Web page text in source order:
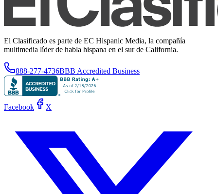
El Clasificado es parte de EC Hispanic Media, la compañía
multimedia líder de habla hispana en el sur de California.
888-277-4736BBB Accredited Business
Facebook X